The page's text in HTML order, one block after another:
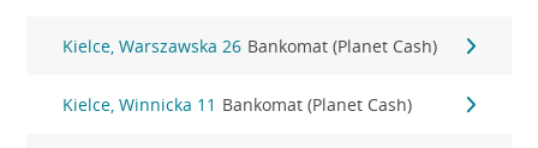
Kielce, Warszawska 26 Bankomat (Planet Cash)
Kielce, Winnicka 11 Bankomat (Planet Cash)